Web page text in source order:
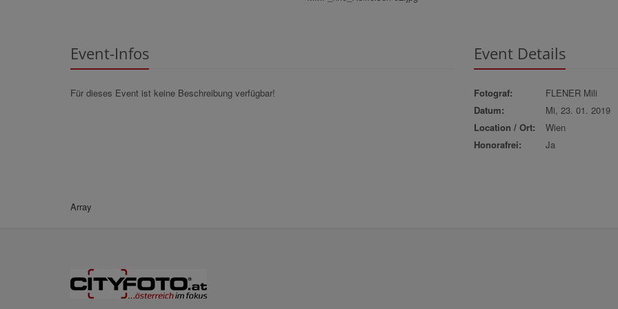
Event-Infos
Für dieses Event ist keine Beschreibung verfügbar!
Event Details
Fotograf:
FLENER Mili
Datum:
Mi, 23. 01. 2019
Location / Ort:
Wien
Honorafrei:
Ja
Array